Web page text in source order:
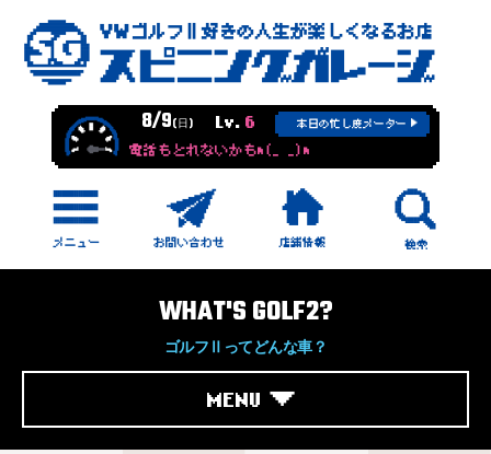
8/9(日) Lv. 6 本日の忙し度メーター
電話もとれないかもm(_ _)m
WHAT'S GOLF2?
ゴルフⅡってどんな車？
MENU